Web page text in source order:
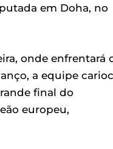
em Doha, no
onde enfrentará
a equipe
final do
europeu,